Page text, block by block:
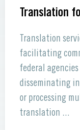
Translation
Translation
facilitating
federal
disseminating
or processing
translation ...